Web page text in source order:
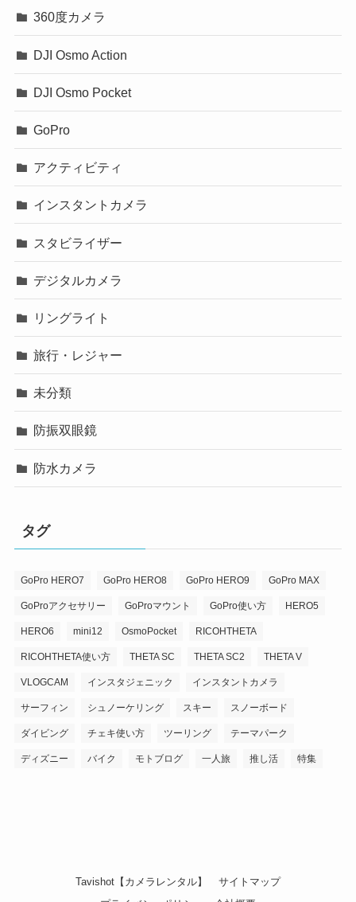
360度カメラ
DJI Osmo Action
DJI Osmo Pocket
GoPro
アクティビティ
インスタントカメラ
スタビライザー
デジタルカメラ
リングライト
旅行・レジャー
未分類
防振双眼鏡
防水カメラ
タグ
GoPro HERO7 GoPro HERO8 GoPro HERO9 GoPro MAX
GoProアクセサリー GoProマウント GoPro使い方 HERO5
HERO6 mini12 OsmoPocket RICOHTHETA
RICOHTHETA使い方 THETA SC THETA SC2 THETA V
VLOGCAM インスタジェニック インスタントカメラ
サーフィン シュノーケリング スキー スノーボード
ダイビング チェキ使い方 ツーリング テーマパーク
ディズニー バイク モトブログ 一人旅 推し活 特集
Tavishot【カメラレンタル】
サイトマップ